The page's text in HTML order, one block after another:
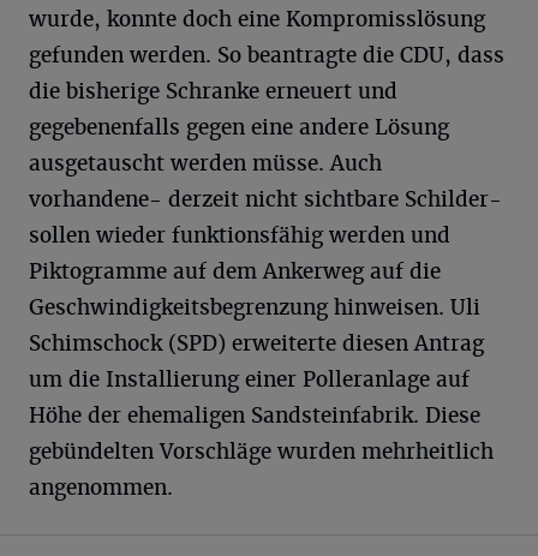
wurde, konnte doch eine Kompromisslösung
gefunden werden. So beantragte die CDU, dass
die bisherige Schranke erneuert und
gegebenenfalls gegen eine andere Lösung
ausgetauscht werden müsse. Auch
vorhandene- derzeit nicht sichtbare Schilder-
sollen wieder funktionsfähig werden und
Piktogramme auf dem Ankerweg auf die
Geschwindigkeitsbegrenzung hinweisen. Uli
Schimschock (SPD) erweiterte diesen Antrag
um die Installierung einer Polleranlage auf
Höhe der ehemaligen Sandsteinfabrik. Diese
gebündelten Vorschläge wurden mehrheitlich
angenommen.